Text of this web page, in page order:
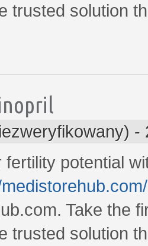
trusted solution
-
fertility potential
Take the
trusted solution